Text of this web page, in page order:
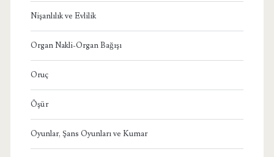
Nişanlılık ve Evlilik
Organ Nakli-Organ Bağışı
Oruç
Öşür
Oyunlar, Şans Oyunları ve Kumar